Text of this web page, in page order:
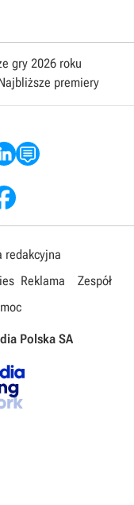
gry 2026 roku
premiery
redakcyjna
Reklama
Zespół
Polska SA